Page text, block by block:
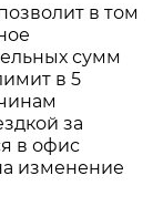
в том
сумм
в 5
за
в офис
изменение